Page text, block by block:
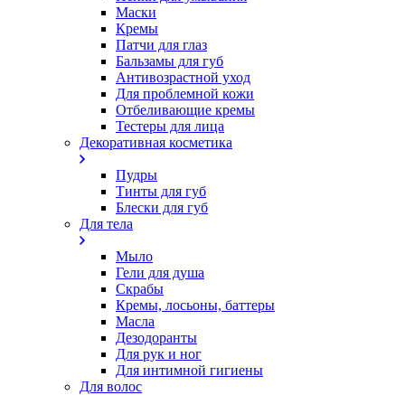
Маски
Кремы
Патчи для глаз
Бальзамы для губ
Антивозрастной уход
Для проблемной кожи
Oтбеливающие кремы
Тестеры для лица
Декоративная косметика
Пудры
Тинты для губ
Блески для губ
Для тела
Мыло
Гели для душа
Скрабы
Кремы, лосьоны, баттеры
Масла
Дезодоранты
Для рук и ног
Для интимной гигиены
Для волос